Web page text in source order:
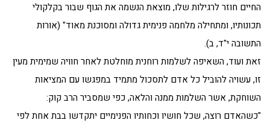
החיים חוזר לרגילות שלו, מוצאת הנשמה את הגוף שבור בקלקולי
תכונותיו, ומתחילה מלחמה פנימית גדולה ומסוכנת מאוד" (אורות
התשובה י"ד, ב).
זאת ועוד, השאיפה לשלמות רוחנית מוחלטת לאחר חוויה שמימית מעין
זו, עשויה להוביל כל אדם לתסכול מתמיד במפגשו עם המציאות
השוחקת, אשר השלמות ממנה והלאה, כפי שמסביר הרב קוק:
"כשהאדם רוצה, שכל חושיו וכחותיו הפנימיים יתקדשו בבת אחת לפי